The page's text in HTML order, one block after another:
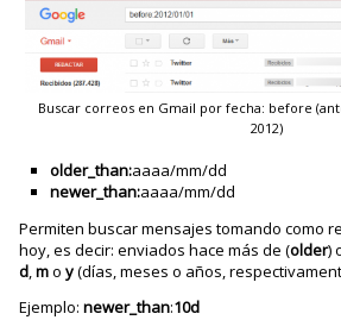
Buscar correos en Gmail por fecha: before
2012)
older_than:aaaa/mm/dd
newer_than:aaaa/mm/dd
Permiten buscar mensajes tomando como
hoy, es decir: enviados hace más de (older)
d,moy(días, meses o años,
Ejemplo:newer_than:10d